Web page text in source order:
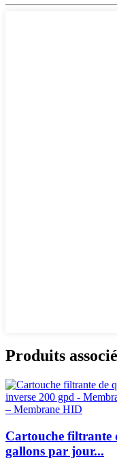
Produits
Cartouche filtrante
gallons par jour...